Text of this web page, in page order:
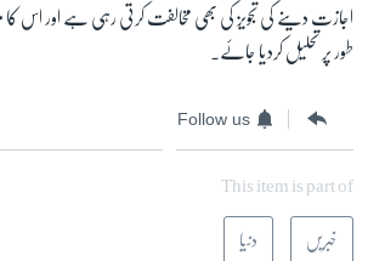
اجازت دینے کی تجویز کی بھی مخالفت کرتی رہی ہے اور اس کا
طور پر تحلیل کردیا جائے۔
Follow us
This item is part of
خبریں دنیا